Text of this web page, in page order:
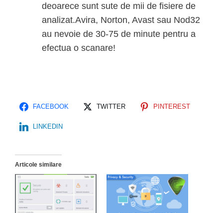
deoarece sunt sute de mii de fisiere de
analizat.Avira, Norton, Avast sau Nod32
au nevoie de 30-75 de minute pentru a
efectua o scanare!
FACEBOOK TWITTER PINTEREST
LINKEDIN
Articole similare